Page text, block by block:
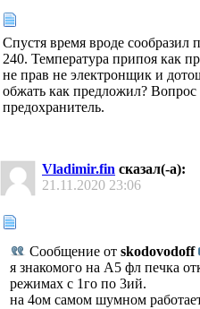
Спустя время вроде сообразил
240. Температура припоя как
не прав не электронщик и
обжать как предложил? Вопрос
предохранитель.
Vladimir.fin сказал(-а):
21.11.2020 23:06
Сообщение от skodovodoff
я знакомого на А5 фл печка
режимах с 1го по 3ий.
на 4ом самом шумном